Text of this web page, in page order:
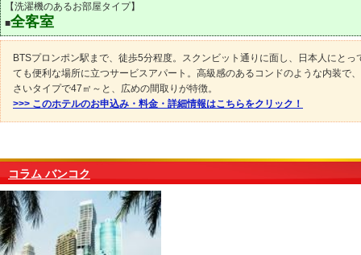
【洗濯機のあるお部屋タイプ】
■全客室
BTSプロンポン駅まで、徒歩5分程度。スクンビット通りに面し、日本人にとっ
ても便利な場所に立つサービスアパート。高級感のあるコンドのような内装で
さいタイプで47㎡～と、広めの間取りが特徴。
>>> このホテルのお申込み・料金・詳細情報はこちらをクリック！
コラム バンコク